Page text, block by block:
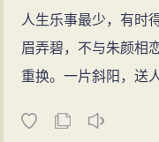
人生乐事最少，有时
眉弄碧，不与朱颜相
重换。一片斜阳，送